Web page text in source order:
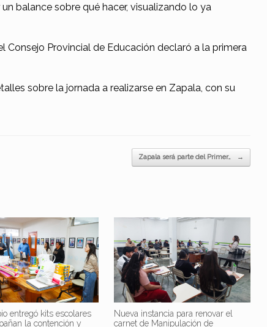
balance sobre qué hacer, visualizando lo ya
Consejo Provincial de Educación declaró a la primera
sobre la jornada a realizarse en Zapala, con su
Zapala será parte del Primer… →
entregó kits escolares
la contención y
Nueva instancia para renovar el
carnet de Manipulación de